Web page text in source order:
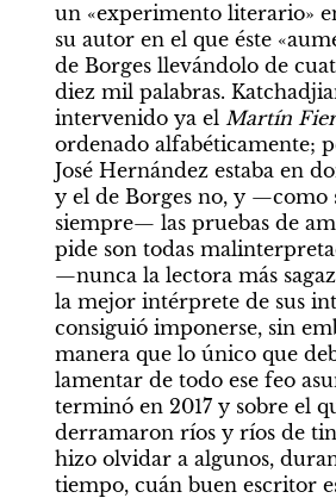
un «experimento literario»
su autor en el que éste
de Borges llevándolo de
diez mil palabras.
intervenido ya el Martín
ordenado alfabéticamente;
José Hernández estaba en
y el de Borges no, y —como
siempre— las pruebas de
pide son todas
—nunca la lectora más
la mejor intérprete de sus
consiguió imponerse, sin
manera que lo único que
lamentar de todo ese feo
terminó en 2017 y sobre el
derramaron ríos y ríos de
hizo olvidar a algunos,
tiempo, cuán buen escritor